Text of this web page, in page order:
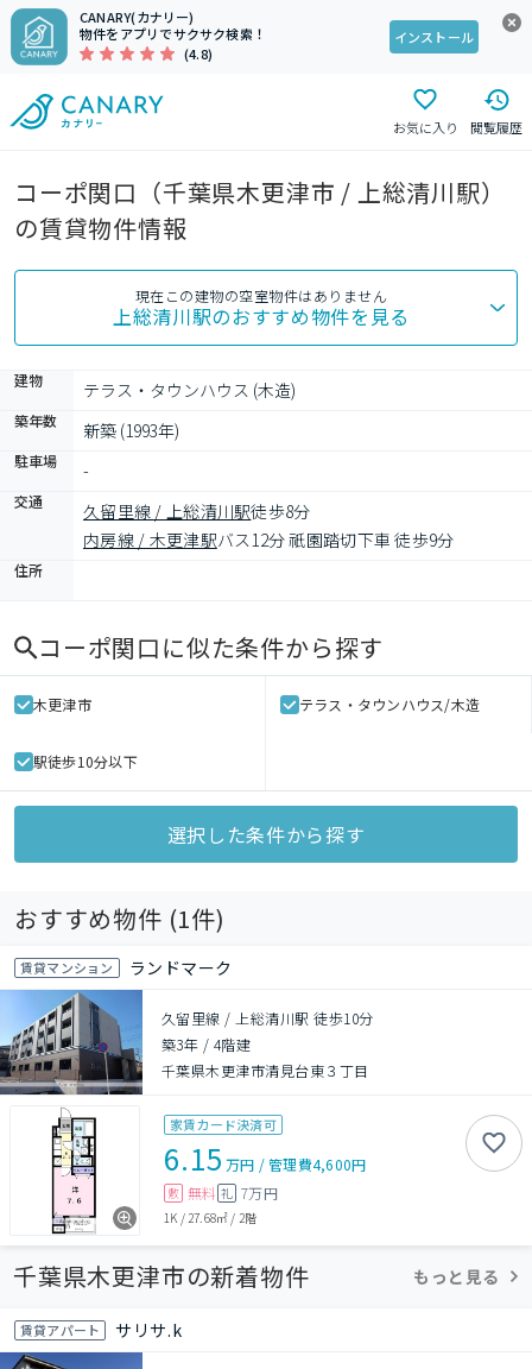
CANARY(カナリー)
物件をアプリでサクサク検索！
(4.8)
インストール
お気に入り 閲覧履歴
コーポ関口（千葉県木更津市 / 上総清川駅）
の賃貸物件情報
現在この建物の空室物件はありません
上総清川駅のおすすめ物件を見る
建物 テラス・タウンハウス (木造)
築年数 新築 (1993年)
駐車場 -
交通 久留里線 / 上総清川駅徒歩8分
内房線 / 木更津駅バス12分 祇園踏切下車 徒歩9分
住所
コーポ関口に似た条件から探す
木更津市 テラス・タウンハウス/木造
駅徒歩10分以下
選択した条件から探す
おすすめ物件 (1件)
賃貸マンション ランドマーク
久留里線 / 上総清川駅 徒歩10分
築3年 / 4階建
千葉県木更津市清見台東３丁目
家賃カード決済可
6.15 万円 /管理費4,600円
敷 無料 礼 7万円
1K /27.68㎡ / 2階
千葉県木更津市の新着物件 もっと見る
賃貸アパート サリサ.k